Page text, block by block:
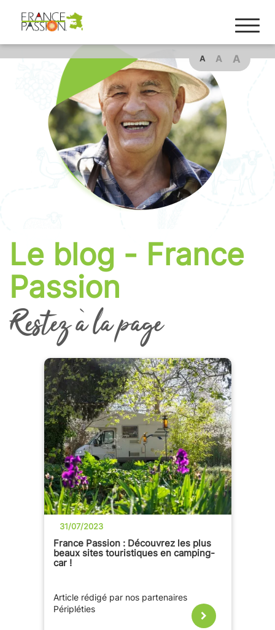
A A A
Le blog - France
Passion
Restez à la page
31/07/2023
France Passion : Découvrez les plus
beaux sites touristiques en camping-
car !
Article rédigé par nos partenaires
Péripléties